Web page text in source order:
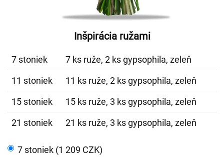
Inšpirácia ružami
7 stoniek
7 ks ruže, 2 ks gypsophila, zeleň
11 stoniek
11 ks ruže, 2 ks gypsophila, zeleň
15 stoniek
15 ks ruže, 3 ks gypsophila, zeleň
21 stoniek
21 ks ruže, 3 ks gypsophila, zeleň
7 stoniek (1 209 CZK)